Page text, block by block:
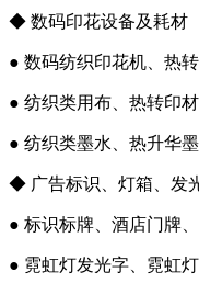
◆ 数码印花设备及耗材
● 数码纺织印花机、热
● 纺织类用布、热转印
● 纺织类墨水、热升华
◆ 广告标识、灯箱、发
● 标识标牌、酒店门牌
● 霓虹灯发光字、霓虹